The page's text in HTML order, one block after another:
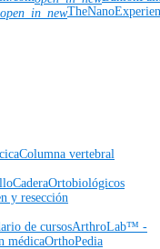
open_in_new
Columna vertebral
CaderaOrtobiológicos
y resección
de cursosArthroLab™ -
médicaOrthoPedia